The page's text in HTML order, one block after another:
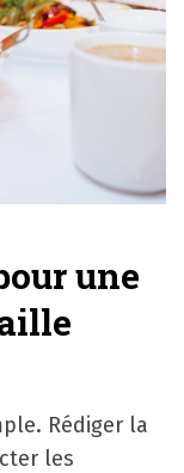
une
Rédiger la
les